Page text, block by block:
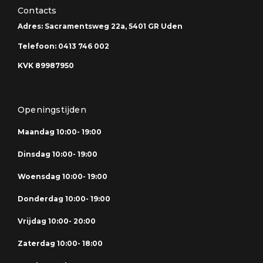
Contacts
Adres: Sacramentsweg 22a, 5401 GR Uden
Telefoon: 0413 746 002
KVK 89987950
Openingstijden
Maandag 10:00- 19:00
Dinsdag 10:00- 19:00
Woensdag 10:00- 19:00
Donderdag 10:00- 19:00
Vrijdag 10:00- 20:00
Zaterdag 10:00- 18:00